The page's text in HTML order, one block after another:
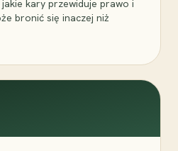
jakie kary przewiduje prawo i
bronić się inaczej niż